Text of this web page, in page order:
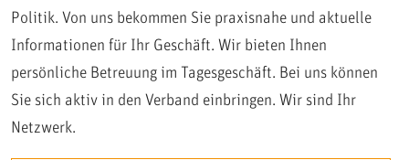
Politik. Von uns bekommen Sie praxisnahe und aktuelle
Informationen für Ihr Geschäft. Wir bieten Ihnen
persönliche Betreuung im Tagesgeschäft. Bei uns können
Sie sich aktiv in den Verband einbringen. Wir sind Ihr
Netzwerk.